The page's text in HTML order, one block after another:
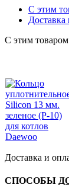
С этим
Доставка
С этим
Доставка и
СПОСОБЫ